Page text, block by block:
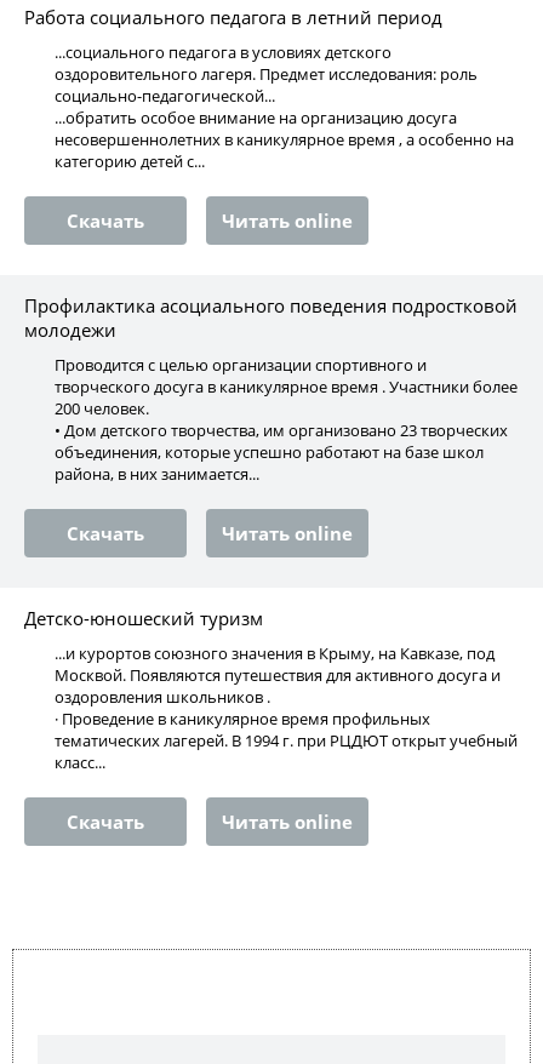
Работа социального педагога в летний период
...социального педагога в условиях детского
оздоровительного лагеря. Предмет исследования: роль
социально-педагогической...
...обратить особое внимание на организацию досуга
несовершеннолетних в каникулярное время , а особенно на
категорию детей с...
Скачать Читать online
Профилактика асоциального поведения подростковой
молодежи
Проводится с целью организации спортивного и
творческого досуга в каникулярное время . Участники более
200 человек.
• Дом детского творчества, им организовано 23 творческих
объединения, которые успешно работают на базе школ
района, в них занимается...
Скачать Читать online
Детско-юношеский туризм
...и курортов союзного значения в Крыму, на Кавказе, под
Москвой. Появляются путешествия для активного досуга и
оздоровления школьников .
· Проведение в каникулярное время профильных
тематических лагерей. В 1994 г. при РЦДЮТ открыт учебный
класс...
Скачать Читать online